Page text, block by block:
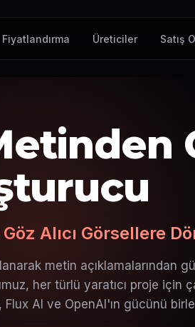
Fiyatlandırma Üreticiler Satış
Alıcı Görsellere
metin açıklamalarından
her türlü yaratıcı proje için
AI ve OpenAI'ın gücünü